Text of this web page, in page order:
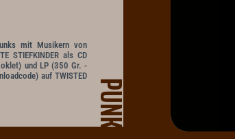
PUNK
mit Musikern von
STIEFKINDER als CD
und LP (350 Gr. -
auf TWISTED